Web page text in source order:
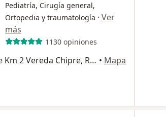
Pediatría, Cirugía general,
Ortopedia y traumatología · Ver
más
1130 opiniones
Vía Llanogrande Km 2 Vereda Chipre, Rionegro • Mapa